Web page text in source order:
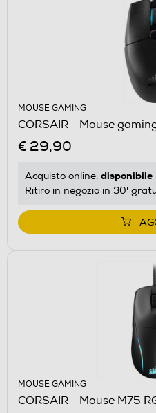
MOUSE GAMING
CORSAIR - Mouse
€ 29,90
Acquisto online: disponibile
Ritiro in negozio in 30'
MOUSE GAMING
CORSAIR - Mouse M75